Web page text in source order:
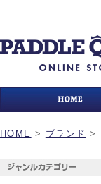
HOME > ブランド >